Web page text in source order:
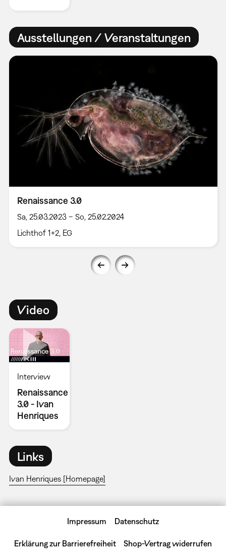
Ausstellungen / Veranstaltungen
Renaissance 3.0
Sa, 25.03.2023 – So, 25.02.2024
Lichthof 1+2, EG
Video
Interview
Renaissance
3.0 - Ivan
Henriques
Links
Ivan Henriques [Homepage]
Impressum Datenschutz
Erklärung zur Barrierefreiheit Shop-Vertrag widerrufen